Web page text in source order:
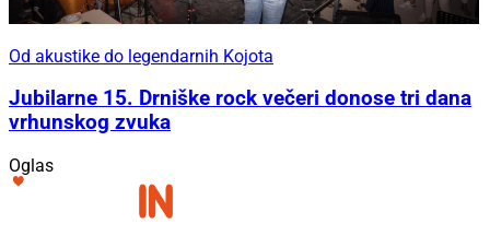
Od akustike do legendarnih Kojota
Jubilarne 15. Drniške rock večeri donose tri dana
vrhunskog zvuka
Oglas